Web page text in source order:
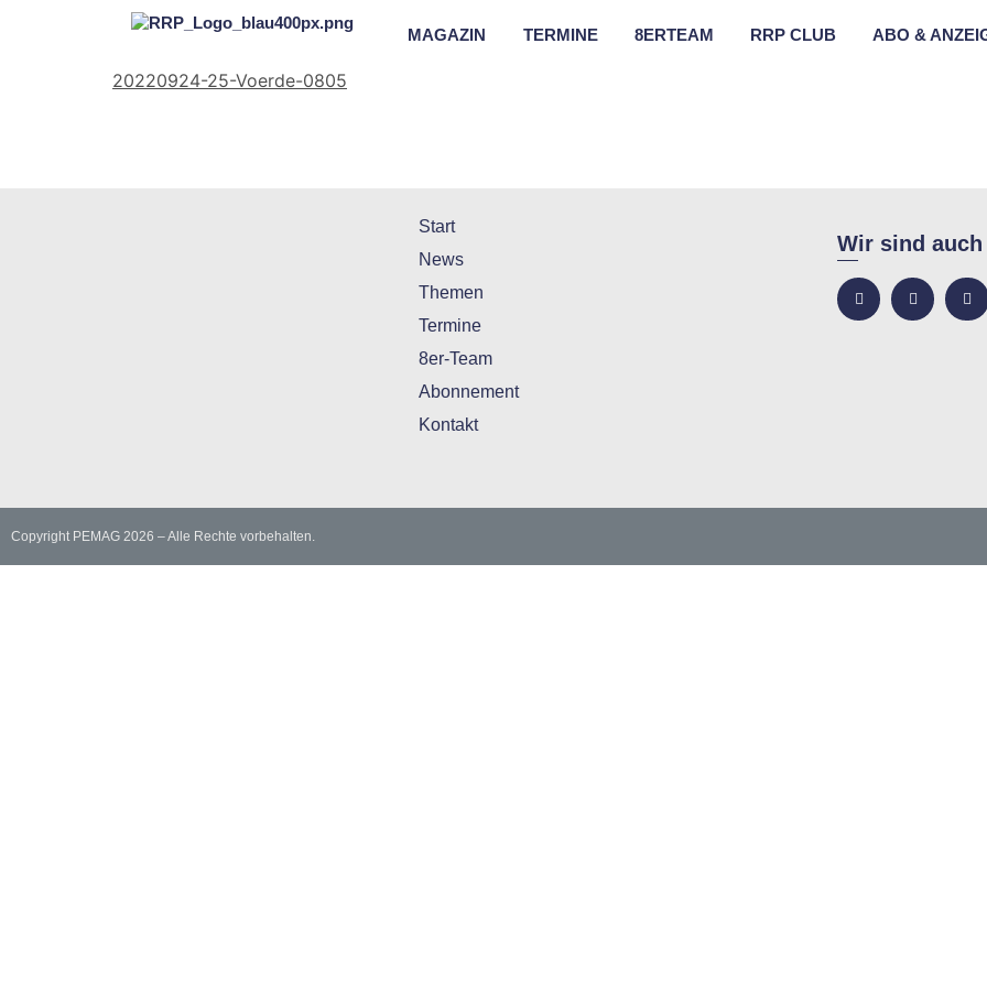
MAGAZIN TERMINE 8ERTEAM RRP CLUB ABO &
20220924-25-Voerde-0805
Start
News
Themen
Termine
8er-Team
Abonnement
Kontakt
Wir sind
Copyright PEMAG 2026 – Alle Rechte vorbehalten.